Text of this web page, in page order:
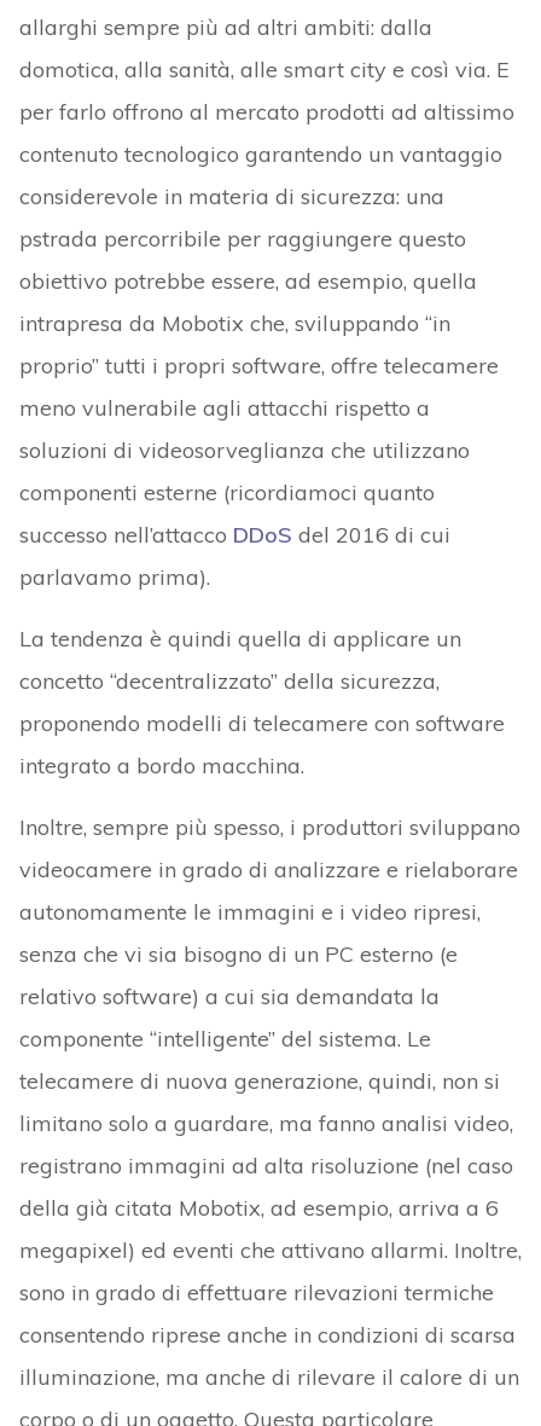
allarghi sempre più ad altri ambiti: dalla
domotica, alla sanità, alle smart city e così via. E
per farlo offrono al mercato prodotti ad altissimo
contenuto tecnologico garantendo un vantaggio
considerevole in materia di sicurezza: una
pstrada percorribile per raggiungere questo
obiettivo potrebbe essere, ad esempio, quella
intrapresa da Mobotix che, sviluppando “in
proprio” tutti i propri software, offre telecamere
meno vulnerabile agli attacchi rispetto a
soluzioni di videosorveglianza che utilizzano
componenti esterne (ricordiamoci quanto
successo nell’attacco DDoS del 2016 di cui
parlavamo prima).
La tendenza è quindi quella di applicare un
concetto “decentralizzato” della sicurezza,
proponendo modelli di telecamere con software
integrato a bordo macchina.
Inoltre, sempre più spesso, i produttori sviluppano
videocamere in grado di analizzare e rielaborare
autonomamente le immagini e i video ripresi,
senza che vi sia bisogno di un PC esterno (e
relativo software) a cui sia demandata la
componente “intelligente” del sistema. Le
telecamere di nuova generazione, quindi, non si
limitano solo a guardare, ma fanno analisi video,
registrano immagini ad alta risoluzione (nel caso
della già citata Mobotix, ad esempio, arriva a 6
megapixel) ed eventi che attivano allarmi. Inoltre,
sono in grado di effettuare rilevazioni termiche
consentendo riprese anche in condizioni di scarsa
illuminazione, ma anche di rilevare il calore di un
corpo o di un oggetto. Questa particolare